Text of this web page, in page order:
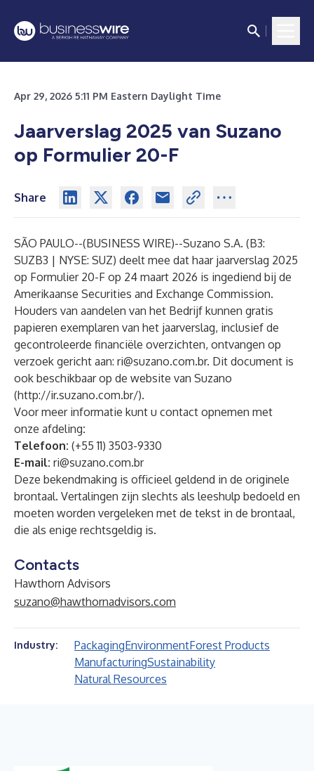
Apr 29, 2026 5:11 PM Eastern Daylight Time
Jaarverslag 2025 van Suzano
op Formulier 20-F
Share
SÃO PAULO--(BUSINESS WIRE)--Suzano S.A. (B3:
SUZB3 | NYSE: SUZ) deelt mee dat haar jaarverslag 2025
op Formulier 20-F op 24 maart 2026 is ingediend bij de
Amerikaanse Securities and Exchange Commission.
Houders van aandelen van het Bedrijf kunnen gratis
papieren exemplaren van het jaarverslag, inclusief de
gecontroleerde financiële overzichten, ontvangen op
verzoek gericht aan: ri@suzano.com.br. Dit document is
ook beschikbaar op de website van Suzano
(http://ir.suzano.com.br/).
Voor meer informatie kunt u contact opnemen met
onze afdeling:
Telefoon: (+55 11) 3503-9330
E-mail: ri@suzano.com.br
Deze bekendmaking is officieel geldend in de originele
brontaal. Vertalingen zijn slechts als leeshulp bedoeld en
moeten worden vergeleken met de tekst in de brontaal,
die als enige rechtsgeldig is.
Contacts
Hawthorn Advisors
suzano@hawthornadvisors.com
Industry: PackagingEnvironmentForest Products
ManufacturingSustainability
Natural Resources